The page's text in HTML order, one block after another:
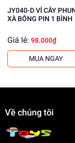
JY040-D VỈ CÂY PHUN
XÀ BÔNG PIN 1 BÌNH
Giá lẻ: 98.000₫
MUA NGAY
Về chúng tôi